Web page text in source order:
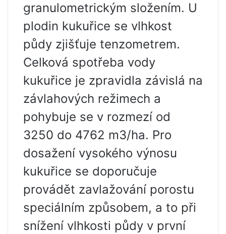
granulometrickým složením. U
plodin kukuřice se vlhkost
půdy zjišťuje tenzometrem.
Celková spotřeba vody
kukuřice je zpravidla závislá na
závlahových režimech a
pohybuje se v rozmezí od
3250 do 4762 m3/ha. Pro
dosažení vysokého výnosu
kukuřice se doporučuje
provádět zavlažování porostu
speciálním způsobem, a to při
snížení vlhkosti půdy v první